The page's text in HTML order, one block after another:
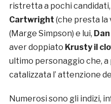
ristretta a pochi
Cartwright (che presta la
(Marge Simpson) e lui,
aver doppiato Krusty il
ultimo personaggio che,
catalizzata l’ attenzione
Numerosi sono gli indizi,